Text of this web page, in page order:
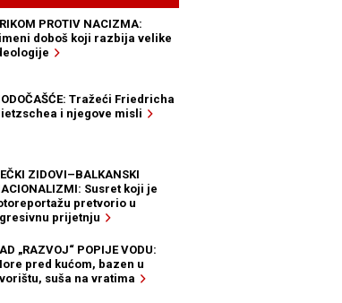
PROTIV NACIZMA:
doboš koji razbija velike
Tražeći Friedricha
i njegove misli
ZIDOVI–BALKANSKI
Susret koji je
pretvorio u
prijetnju
„RAZVOJ“ POPIJE VODU:
pred kućom, bazen u
suša na vratima